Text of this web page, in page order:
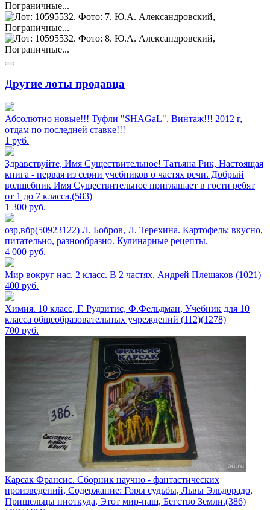
Другие лоты продавца
Абсолютно новые!!! Туфли "SHAGаL". Винтаж!!! 2012 г,
отдам по последней ставке!!!
1 руб.
Здравствуйте, Имя Существительное! Татьяна Рик, Настоящая
книга - первая из серии учебников о частях речи. Добрый
волшебник Имя Существительное приглашает в гости ребят
от 1 до 7 класса.(583)
1 300 руб.
озр,вбр(50923122) Л. Бобров, Л. Терехина. Картофель: вкусно,
питательно, разнообразно. Кулинарные рецепты.
4 000 руб.
Мир вокруг нас. 2 класс. В 2 частях, Андрей Плешаков (1021)
400 руб.
Химия. 10 класс, Г. Рудзитис, Ф.Фельдман, Учебник для 10
класса общеобразовательных учреждений (112)(1278)
700 руб.
Карсак Франсис. Сборник научно - фантастических
произведений, Содержание: Горы судьбы, Львы Эльдорадо,
Пришельцы ниоткуда, Этот мир-наш, Бегство Земли.(386)